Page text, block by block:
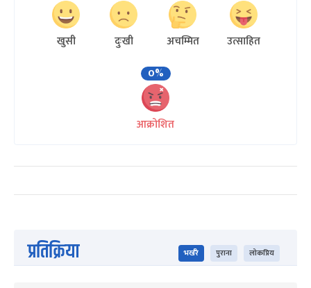
खुसी दुःखी अचम्मित
उत्साहित
0%
आक्रोशित
प्रतिक्रिया भर्खरै पुराना लोकप्रिय